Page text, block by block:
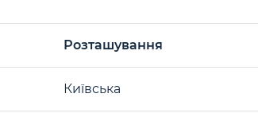
Розташування
Київська